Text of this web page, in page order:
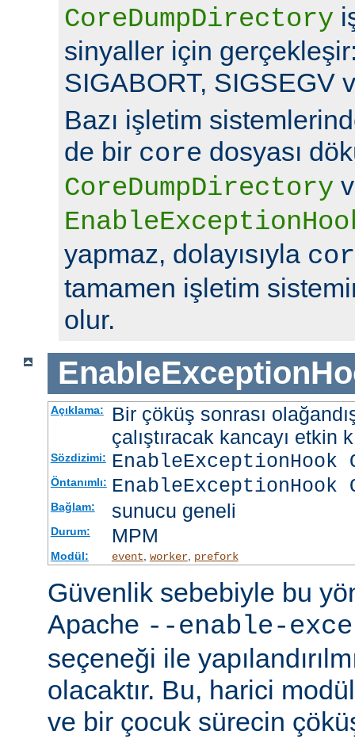
CoreDumpDirectory
sinyaller için
SIGABORT, SIGSEGV
Bazı işletim
de bir core dosyası
CoreDumpDirectory
yapmaz, dolayısıyla
tamamen işletim
olur.
Açıklama:
Bir çöküş sonrası
çalıştıracak kancayı etkin
Sözdizimi: EnableExceptionHook
Öntanımlı: EnableExceptionHook
Bağlam: sunucu geneli
Durum: MPM
Modül: event worker, prefork
Güvenlik sebebiyle bu
Apache --enable-
seçeneği ile
olacaktır. Bu, harici
ve bir çocuk sürecin